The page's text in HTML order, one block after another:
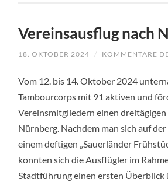
Vereinsausflug nach
18. OKTOBER 2024 / KOMMENTARE
Vom 12. bis 14. Oktober 2024
Tambourcorps mit 91 aktiven und
Vereinsmitgliedern einen
Nürnberg. Nachdem man sich auf
einem deftigen „Sauerländer
konnten sich die Ausflügler im
Stadtführung einen ersten Überblick